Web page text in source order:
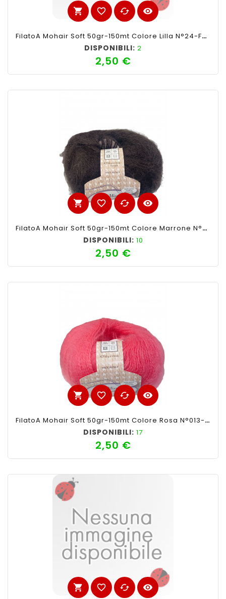
shopping_cart favorite_border cached visibility
FilatoA Mohair Soft 50gr-150mt Colore Lilla N°24-Ferri Consigliati N°4-4,5
DISPONIBILI: 2
2,50 €Prezzo
shopping_cart favorite_border cached visibility
FilatoA Mohair Soft 50gr-150mt Colore Marrone N°004-Ferri Consigliati N°4-4,5
DISPONIBILI: 10
2,50 €Prezzo
shopping_cart favorite_border cached visibility
FilatoA Mohair Soft 50gr-150mt Colore Rosa N°013-Ferri Consigliati N°4-4,5
DISPONIBILI: 17
2,50 €Prezzo
shopping_cart favorite_border cached visibility